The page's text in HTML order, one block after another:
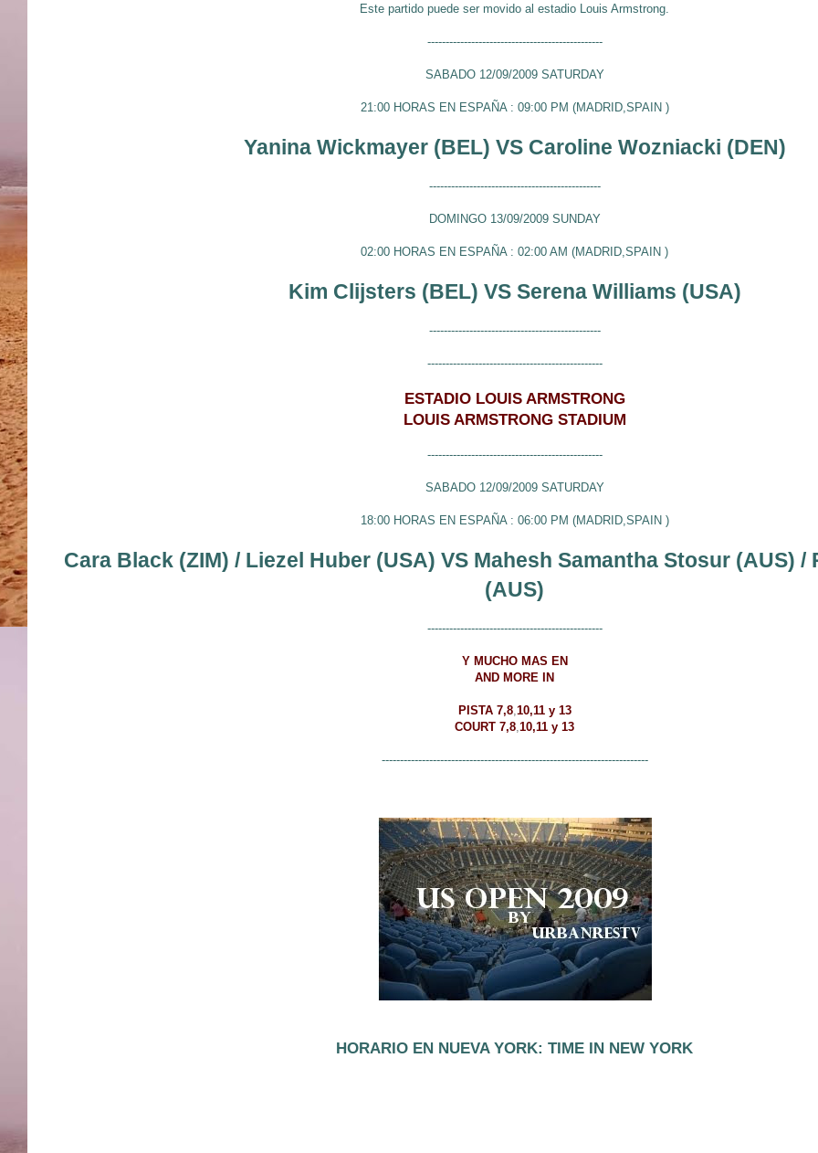
Este partido puede ser movido al estadio Louis Armstrong.
------------------------------------------------
SABADO 12/09/2009 SATURDAY
21:00 HORAS EN ESPAÑA : 09:00 PM (MADRID,SPAIN )
Yanina Wickmayer (BEL) VS Caroline Wozniacki (DEN)
-----------------------------------------------
DOMINGO 13/09/2009 SUNDAY
02:00 HORAS EN ESPAÑA : 02:00 AM (MADRID,SPAIN )
Kim Clijsters (BEL) VS Serena Williams (USA)
-----------------------------------------------
------------------------------------------------
ESTADIO LOUIS ARMSTRONG
LOUIS ARMSTRONG STADIUM
------------------------------------------------
SABADO 12/09/2009 SATURDAY
18:00 HORAS EN ESPAÑA : 06:00 PM (MADRID,SPAIN )
Cara Black (ZIM) / Liezel Huber (USA) VS Mahesh Samantha Stosur (AUS) /
(AUS)
------------------------------------------------
Y MUCHO MAS EN
AND MORE IN
PISTA 7,8,10,11 y 13
COURT 7,8,10,11 y 13
-------------------------------------------------------------------------
HORARIO EN NUEVA YORK: TIME IN NEW YORK